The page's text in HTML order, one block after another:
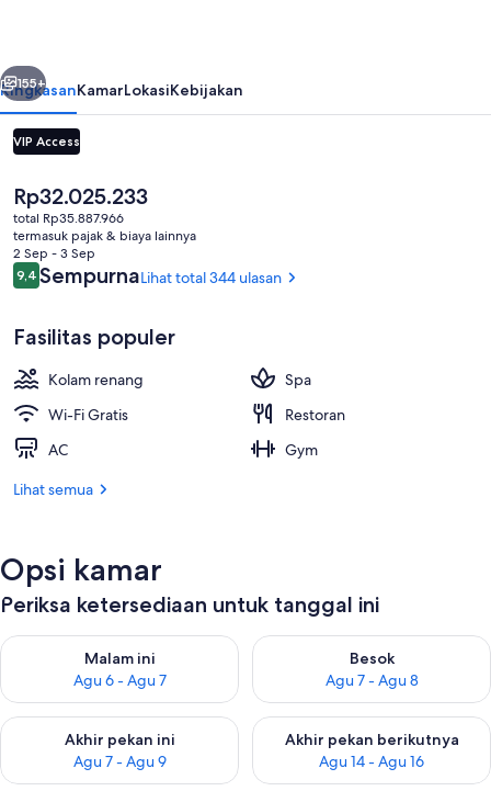
Berikutnya
155+
RingkasanKamarLokasiKebijakan
VIP Access
Harga
saat
ini
Rp32.025.233
Rp32.025.233
total Rp35.887.966
termasuk pajak & biaya lainnya
2 Sep - 3 Sep
Ulasan
9,49,4 dari 10
SempurnaLihat total 344 ulasan
Fasilitas populer
Kolam renang
Spa
Wi-Fi Gratis
Restoran
AC
Gym
Lihat semua
Opsi kamar
Periksa ketersediaan untuk tanggal ini
Malam ini
Agu 6 - Agu 7
Periksa ketersediaan untuk malam ini Agu 6 - Agu 7
Besok
Agu 7 - Agu 8
Periksa ketersediaan untuk
Akhir pekan ini
Agu 7 - Agu 9
Periksa ketersediaan untuk akhir pekan ini Agu 7 - Agu 9
Akhir pekan berikutnya
Agu 14 - Agu 16
Periksa ketersediaan untuk